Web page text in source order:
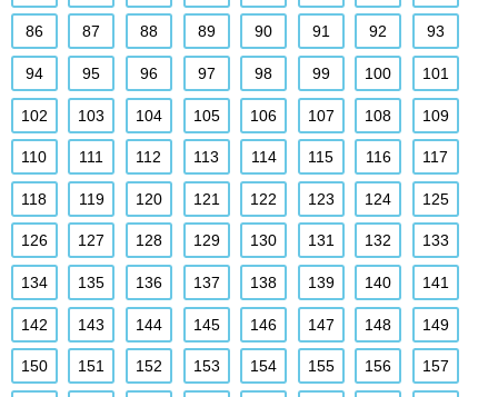
86 87 88 89 90 91 92 93
94 95 96 97 98 99 100 101
102 103 104 105 106 107 108 109
110 111 112 113 114 115 116 117
118 119 120 121 122 123 124 125
126 127 128 129 130 131 132 133
134 135 136 137 138 139 140 141
142 143 144 145 146 147 148 149
150 151 152 153 154 155 156 157